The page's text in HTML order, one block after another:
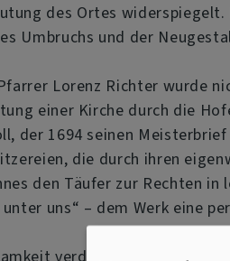
des Ortes
Umbruchs und der
Lorenz Richter wurde
einer Kirche durch die
der 1694 seinen
die durch ihren
den Täufer zur Rechten
uns“ – dem Werk eine
verdient auch der